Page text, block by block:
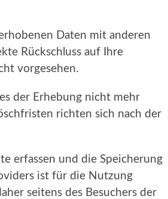
Daten mit anderen
Rückschluss auf Ihre
vorgesehen.
der Erhebung nicht mehr
richten sich nach der
erfassen und die Speicherung
ist für die Nutzung
seitens des Besuchers der